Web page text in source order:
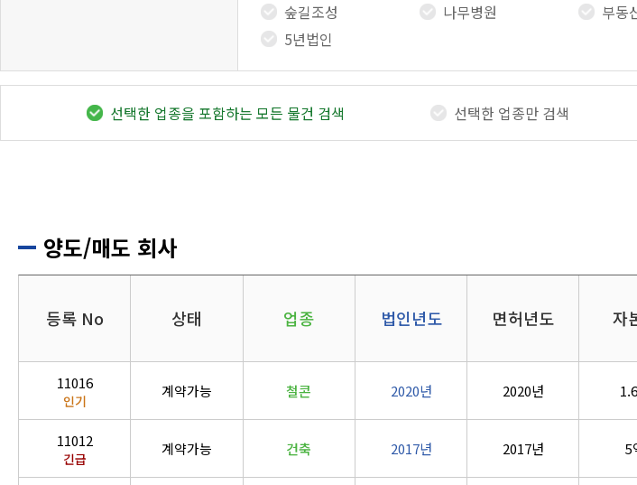
숲길조성
나무병원 부동
5년법인
선택한 업종을 포함하는 모든 물건 검색 선택한 업종만 검색
양도/매도 회사
등록 No 상태 업종 법인년도 면허년도 자
11016
인기
계약가능 철콘 2020년 2020년
11012
긴급
계약가능 건축 2017년 2017년 5